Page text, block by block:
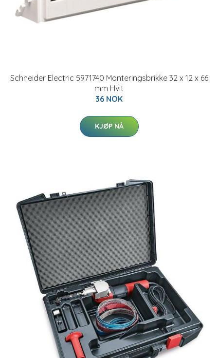
Schneider Electric 5971740 Monteringsbrikke 32 x 12 x 66
mm Hvit
36 NOK
KJØP NÅ